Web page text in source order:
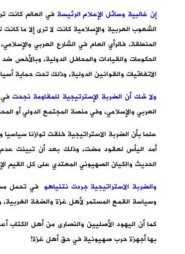
إن غالبية وسائل الإعلام الرئيسة في العالم كانت
الشعوب العربية والإسلامية كانت لا ترى إلا ما
المنطقة، فالرأي العام في الشارع العربي
الحكومات والقيادات والمحافل الدولية،
الاتفاقيات والقوانين الدولية، وذلك تحت حماية
ولا شك أن الضربة الإسترتيجية للمقاومة نجحت
العربي والإسلامي، وفي منصة المجتمع الدولي أو
علما بأن الضربة الاستراتيجية خلقت توازنا
أمد اليأس لعقود مضت، وذلك بعد أن تبينت عدم
الحديث والكيان الصهيوني المعتدي على كل القيم
والضربة الاستراتيجية جردت نتنياهو في تحمل
وسياسة القمع المستمر لأهل غزة والضفة الغربية،
كما أن اليهود الأصليين والنصارى من أهل الكتاب
بها أجهزة حرب صهيونية في حق أهل غزة!